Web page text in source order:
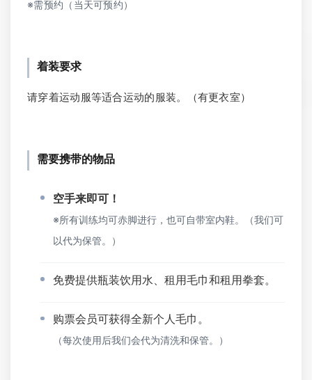
※需预约（当天可预约）
着装要求
请穿着运动服等适合运动的服装。（有更衣室）
需要携带的物品
空手来即可！
※所有训练均可赤脚进行，也可自带室内鞋。（我们可
以代为保管。）
免费提供瓶装饮用水、租用毛巾和租用拳套。
购票会员可获得全新个人毛巾。
（每次使用后我们会代为清洗和保管。）